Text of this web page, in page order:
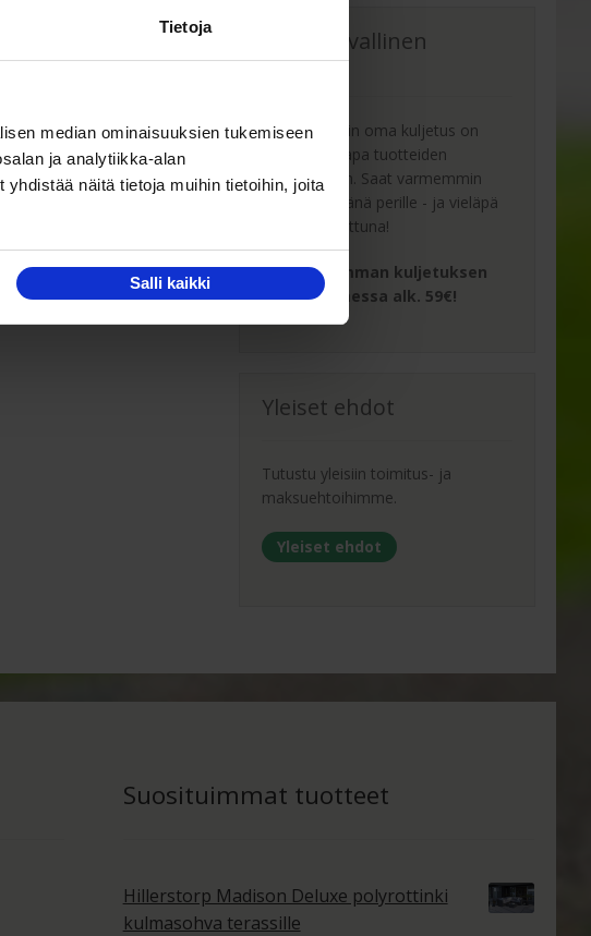
Tietoja
median ominaisuuksien tukemiseen
ja analytiikka-alan
näitä tietoja muihin tietoihin, joita
Salli kaikki
Oma turvallinen
kuljetus
Kaluste-Matin oma kuljetus on
turvallinen tapa tuotteiden
toimitukseen. Saat varmemmin
tuotteet ehjänä perille - ja vieläpä
sisäänkannettuna!
Turvallisemman kuljetuksen
hinta Suomessa alk. 59€!
Yleiset ehdot
Tutustu yleisiin toimitus- ja
maksuehtoihimme.
Yleiset ehdot
Suosituimmat tuotteet
Hillerstorp Madison Deluxe polyrottinki
kulmasohva terassille